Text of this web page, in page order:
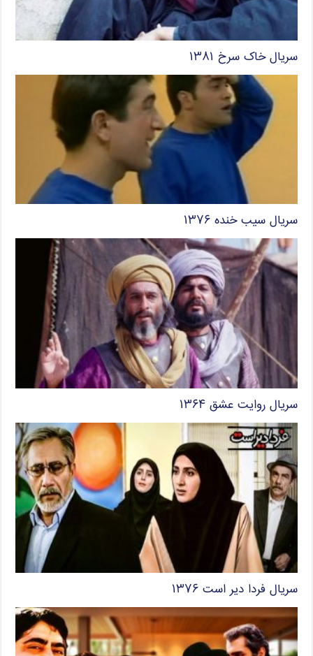
سریال خاک سرخ ۱۳۸۱
سریال سیب خنده ۱۳۷۶
سریال روایت عشق ۱۳۶۴
سریال فردا دیر است ۱۳۷۶